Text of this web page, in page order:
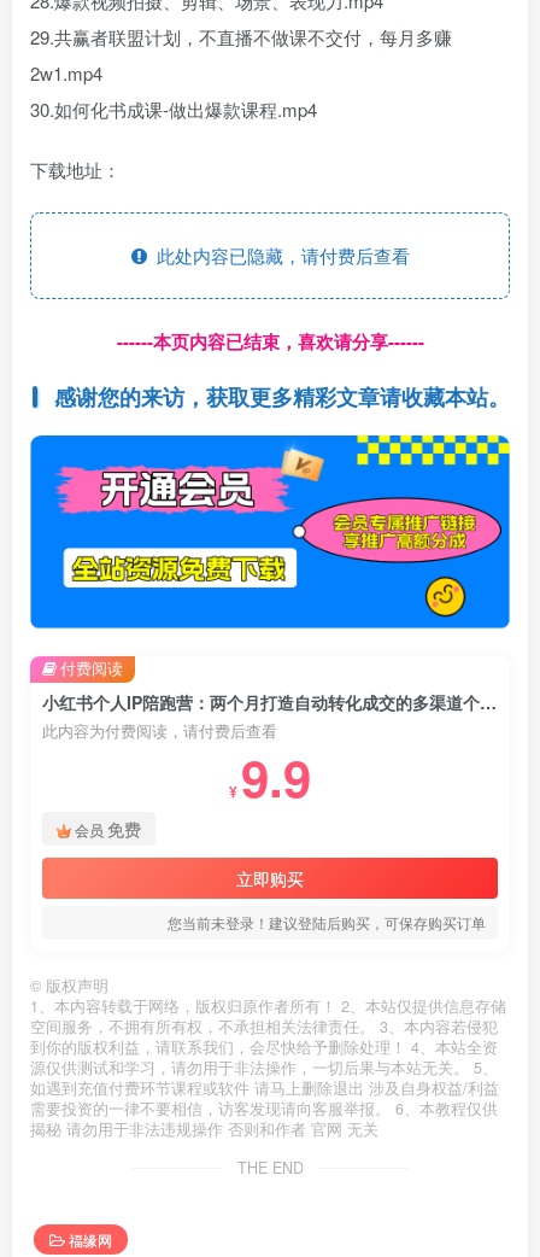
29.共赢者联盟计划，不直播不做课不交付，每月多赚
2w1.mp4
30.如何化书成课-做出爆款课程.mp4
下载地址：
此处内容已隐藏，请付费后查看
------本页内容已结束，喜欢请分享------
感谢您的来访，获取更多精彩文章请收藏本站。
小红书个人IP陪跑营：两个月打造自动转化成交的多渠道个人IP，每月收入2w+（30节）
此内容为付费阅读，请付费后查看
¥ 9.9
会员 免费
立即购买
您当前未登录！建议登陆后购买，可保存购买订单
付费阅读
© 版权声明
1、本内容转载于网络，版权归原作者所有！ 2、本站仅提供信息存储
空间服务，不拥有所有权，不承担相关法律责任。 3、本内容若侵犯
到你的版权利益，请联系我们，会尽快给予删除处理！ 4、本站全资
源仅供测试和学习，请勿用于非法操作，一切后果与本站无关。 5、
如遇到充值付费环节课程或软件 请马上删除退出 涉及自身权益/利益
需要投资的一律不要相信，访客发现请向客服举报。 6、本教程仅供
揭秘 请勿用于非法违规操作 否则和作者 官网 无关
THE END
福缘网